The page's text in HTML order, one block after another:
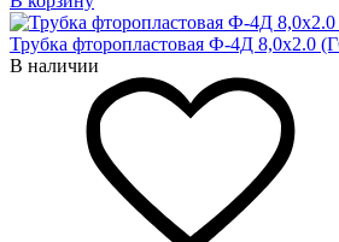
Трубка фторопластовая Ф-4Д 8,0x2.0
В наличии